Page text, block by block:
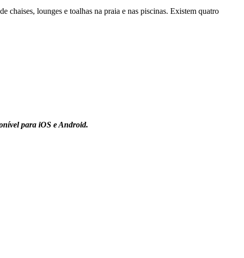
chaises, lounges e toalhas na praia e nas piscinas. Existem quatro
para iOS e Android.